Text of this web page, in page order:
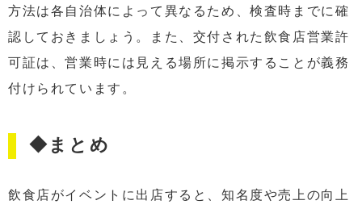
方法は各自治体によって異なるため、検査時までに確
認しておきましょう。また、交付された飲食店営業許
可証は、営業時には見える場所に掲示することが義務
付けられています。
◆まとめ
飲食店がイベントに出店すると、知名度や売上の向上